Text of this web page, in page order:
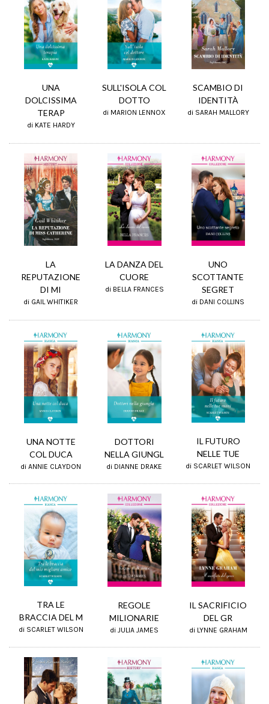
UNA
DOLCISSIMA
TERAP
di KATE HARDY
SULL'ISOLA COL
DOTTO
di MARION LENNOX
SCAMBIO DI
IDENTITÀ
di SARAH MALLORY
LA
REPUTAZIONE
DI MI
di GAIL WHITIKER
LA DANZA DEL
CUORE
di BELLA FRANCES
UNO
SCOTTANTE
SEGRET
di DANI COLLINS
UNA NOTTE
COL DUCA
di ANNIE CLAYDON
DOTTORI
NELLA GIUNGL
di DIANNE DRAKE
IL FUTURO
NELLE TUE
di SCARLET WILSON
TRA LE
BRACCIA DEL M
di SCARLET WILSON
REGOLE
MILIONARIE
di JULIA JAMES
IL SACRIFICIO
DEL GR
di LYNNE GRAHAM